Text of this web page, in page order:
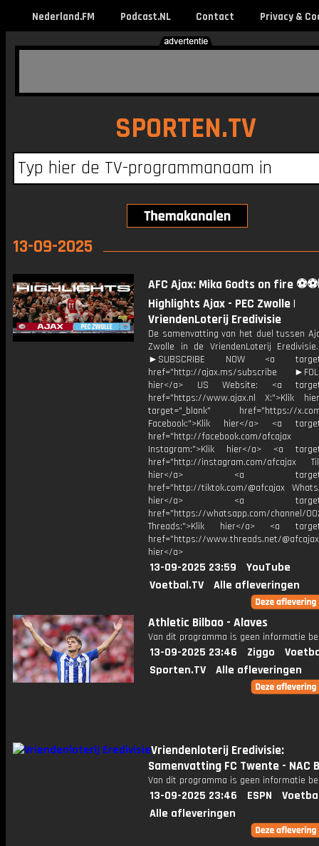
Nederland.FM Podcast.NL Contact Privacy &
SPORTEN.TV
13-09-2025
AFC Ajax: Mika Godts on fire
Highlights Ajax - PEC Zwolle |
VriendenLoterij Eredivisie
De samenvatting van het duel tussen
Zwolle in de VriendenLoterij
►SUBSCRIBE NOW <a
href="http://ajax.ms/subscribe
hier</a> US Website: <a
href="https://www.ajax.nl X:">Klik
target="_blank" href="https://x.com/
Facebook:">Klik hier</a> <a
href="http://facebook.com/afcajax
Instagram:">Klik hier</a> <a
href="http://instagram.com/afcajax
hier</a> <a
href="http://tiktok.com/@afcajax
hier</a> <a
href="https://whatsapp.com/channel/
Threads:">Klik hier</a> <a
href="https://www.threads.net/
hier</a>
13-09-2025 23:59
YouTube
Voetbal.TV
Alle afleveringen
Athletic Bilbao - Alaves
Van dit programma is geen informatie
13-09-2025 23:46 Ziggo
Sporten.TV
Alle afleveringen
Vriendenloterij Eredivisie:
Samenvatting FC Twente - NAC
Van dit programma is geen informatie
13-09-2025 23:46 ESPN
Alle afleveringen